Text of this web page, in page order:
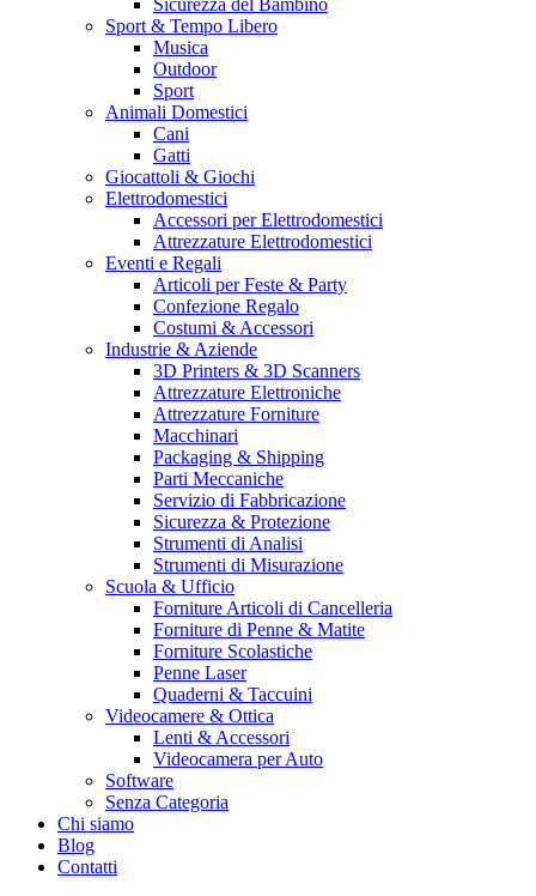
Sicurezza del Bambino
Sport & Tempo Libero
Musica
Outdoor
Sport
Animali Domestici
Cani
Gatti
Giocattoli & Giochi
Elettrodomestici
Accessori per Elettrodomestici
Attrezzature Elettrodomestici
Eventi e Regali
Articoli per Feste & Party
Confezione Regalo
Costumi & Accessori
Industrie & Aziende
3D Printers & 3D Scanners
Attrezzature Elettroniche
Attrezzature Forniture
Macchinari
Packaging & Shipping
Parti Meccaniche
Servizio di Fabbricazione
Sicurezza & Protezione
Strumenti di Analisi
Strumenti di Misurazione
Scuola & Ufficio
Forniture Articoli di Cancelleria
Forniture di Penne & Matite
Forniture Scolastiche
Penne Laser
Quaderni & Taccuini
Videocamere & Ottica
Lenti & Accessori
Videocamera per Auto
Software
Senza Categoria
Chi siamo
Blog
Contatti